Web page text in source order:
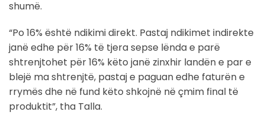
shumë.
“Po 16% është ndikimi direkt. Pastaj ndikimet indirekte
janë edhe për 16% të tjera sepse lënda e parë
shtrenjtohet për 16% këto janë zinxhir landën e par e
blejë ma shtrenjtë, pastaj e paguan edhe faturën e
rrymës dhe në fund këto shkojnë në çmim final të
produktit”, tha Talla.